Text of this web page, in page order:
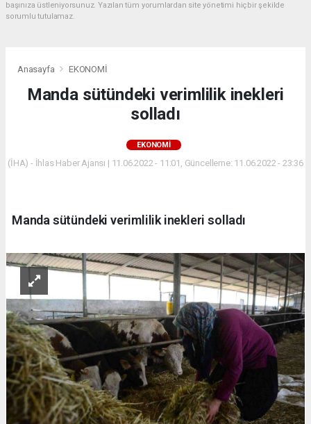
başınıza üstleniyorsunuz. Yazılan tüm yorumlardan site yönetimi hiçbir şekilde
sorumlu tutulamaz.
Anasayfa EKONOMİ
Manda sütündeki verimlilik inekleri
solladı
EKONOMİ
(İHA) - İhlas Haber Ajansı | 11.06.2022 - 11:01, Güncelleme: 11.06.2022 - 23:36
Manda sütündeki verimlilik inekleri solladı